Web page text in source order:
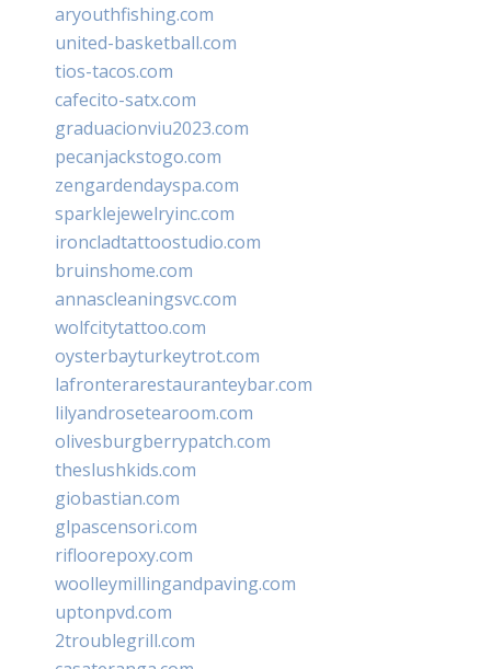
aryouthfishing.com
united-basketball.com
tios-tacos.com
cafecito-satx.com
graduacionviu2023.com
pecanjackstogo.com
zengardendayspa.com
sparklejewelryinc.com
ironcladtattoostudio.com
bruinshome.com
annascleaningsvc.com
wolfcitytattoo.com
oysterbayturkeytrot.com
lafronterarestauranteybar.com
lilyandrosetearoom.com
olivesburgberrypatch.com
theslushkids.com
giobastian.com
glpascensori.com
rifloorepoxy.com
woolleymillingandpaving.com
uptonpvd.com
2troublegrill.com